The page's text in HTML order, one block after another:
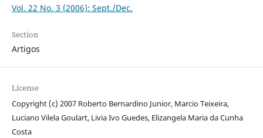
Vol. 22 No. 3 (2006): Sept./Dec.
Section
Artigos
License
Copyright (c) 2007 Roberto Bernardino Junior, Marcio Teixeira,
Luciano Vilela Goulart, Livia Ivo Guedes, Elizangela Maria da Cunha
Costa